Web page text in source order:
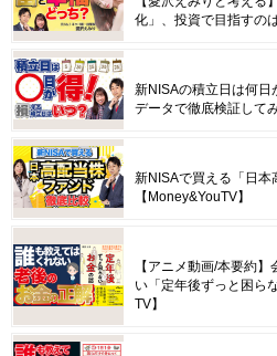
化」、投資で目指すの
新NISAの積立日は何日
データで徹底検証して
新NISAで買える「日本
【Money&YouTV】
【アニメ動画/本要約
い「定年後ずっと困ら
TV】